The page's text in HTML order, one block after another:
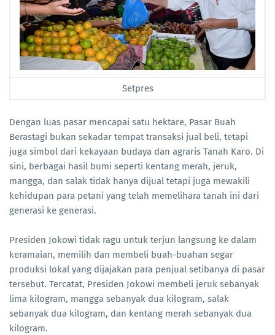
Setpres
Dengan luas pasar mencapai satu hektare, Pasar Buah
Berastagi bukan sekadar tempat transaksi jual beli, tetapi
juga simbol dari kekayaan budaya dan agraris Tanah Karo. Di
sini, berbagai hasil bumi seperti kentang merah, jeruk,
mangga, dan salak tidak hanya dijual tetapi juga mewakili
kehidupan para petani yang telah memelihara tanah ini dari
generasi ke generasi.
Presiden Jokowi tidak ragu untuk terjun langsung ke dalam
keramaian, memilih dan membeli buah-buahan segar
produksi lokal yang dijajakan para penjual setibanya di pasar
tersebut. Tercatat, Presiden Jokowi membeli jeruk sebanyak
lima kilogram, mangga sebanyak dua kilogram, salak
sebanyak dua kilogram, dan kentang merah sebanyak dua
kilogram.